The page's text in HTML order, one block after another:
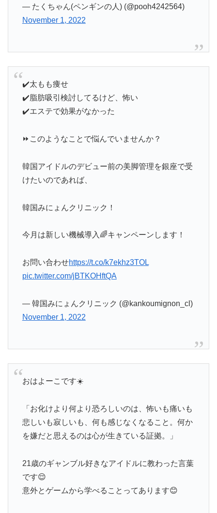
— たくちゃん(ペンギンの人) (@pooh4242564)
November 1, 2022
✔️太もも痩せ
✔️脂肪吸引検討してるけど、怖い
✔️エステで効果がなかった
⏩このようなことで悩んでいませんか？
韓国アイドルのデビュー前の美脚管理を銀座で受
けたいのであれば、
韓国みにょんクリニック！
今月は新しい機械導入🌈キャンペーンします！
お問い合わせhttps://t.co/k7ekhz3TOL
pic.twitter.com/jBTKOHftQA
— 韓国みにょんクリニック (@kankoumignon_cl)
November 1, 2022
おはよーこです☀️
「お化けより何より恐ろしいのは、怖いも痛いも
悲しいも寂しいも、何も感じなくなること。何か
を嫌だと思えるのは心が生きている証拠。」
21歳のギャンブル好きなアイドルに教わった言葉
です😌
意外とゲームから学べることってあります😊